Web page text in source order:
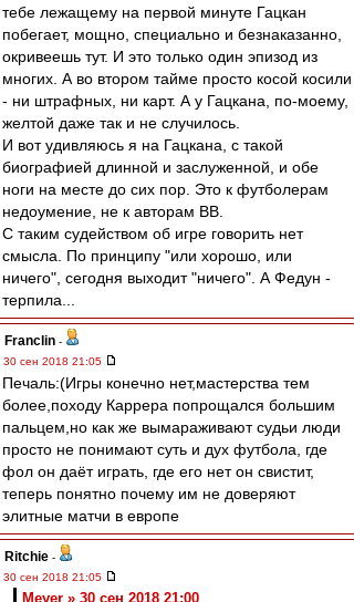
тебе лежащему на первой минуте Гацкан
побегает, мощно, специально и безнаказанно,
окривеешь тут. И это только один эпизод из
многих. А во втором тайме просто косой косили
- ни штрафных, ни карт. А у Гацкана, по-моему,
желтой даже так и не случилось.
И вот удивляюсь я на Гацкана, с такой
биографией длинной и заслуженной, и обе
ноги на месте до сих пор. Это к футболерам
недоумение, не к авторам ВВ.
С таким судейством об игре говорить нет
смысла. По принципу "или хорошо, или
ничего", сегодня выходит "ничего". А Федун -
терпила...
Franclin -
30 сен 2018 21:05
Печаль:(Игры конечно нет,мастерства тем
более,походу Каррера попрощался большим
пальцем,но как же вымараживают судьи люди
просто не понимают суть и дух футбола, где
фол он даёт играть, где его нет он свистит,
теперь понятно почему им не доверяют
элитные матчи в европе
Ritchie -
30 сен 2018 21:05
Meyer » 30 сен 2018 21:00